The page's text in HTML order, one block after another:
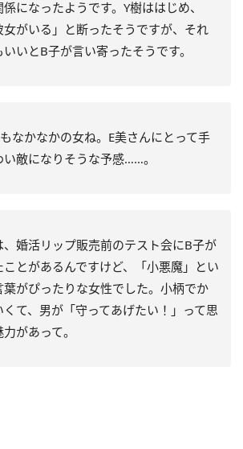
係になったようです。Y樹ははじめ、
女がいる」と断ったそうですが、それ
いいとB子が言い寄ったそうです。
なかなかの女ね。E美さんにとって手
い敵になりそうな予感……。
、婚活リップ販売前のテスト会にB子が
ことがあるんですけど、「小悪魔」とい
葉がぴったりな女性でした。小柄でか
くて、男が「守ってあげたい！」って思
力があって。